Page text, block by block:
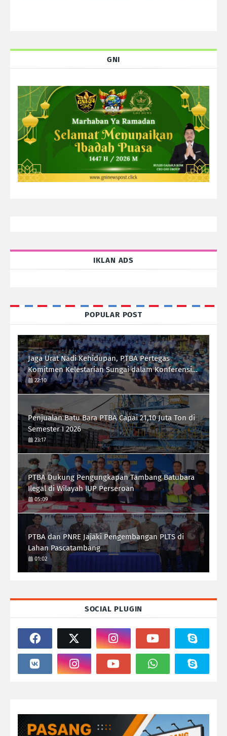
GNI
IKLAN ADS
POPULAR POST
Jaga Urat Nadi Kehidupan, PTBA Pertegas
Komitmen Kelestarian Sungai dalam Konferensi
Sungai Indonesia 2026
22:10
Penjualan Batu Bara PTBA Capai 21,10 Juta Ton di
Semester I 2026
23:17
PTBA Dukung Pengungkapan Tambang Batubara
Ilegal di Wilayah IUP Perseroan
05:09
PTBA dan PNRE Jajaki Pengembangan PLTS di
Lahan Pascatambang
01:02
SOCIAL PLUGIN